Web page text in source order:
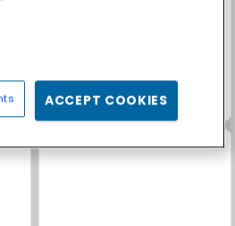
Scala 40
ACCEPT COOKIES